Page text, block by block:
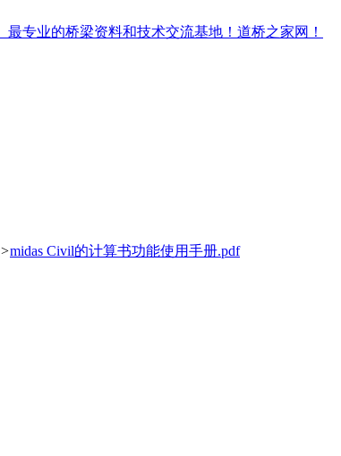
>midas Civil的计算书功能使用手册.pdf